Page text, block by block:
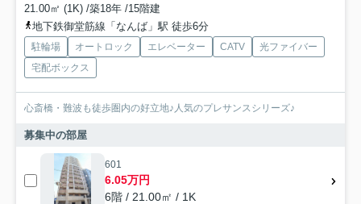
21.00㎡ (1K) /築18年 /15階建
地下鉄御堂筋線「なんば」駅 徒歩6分
駐輪場 オートロック エレベーター CATV
光ファイバー
宅配ボックス
心斎橋・難波も徒歩圏内の好立地♪人気のプレサンスシリーズ♪
募集中の部屋
601
6.05万円
6階 / 21.00㎡ / 1K